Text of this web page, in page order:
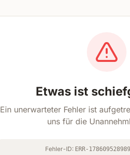
Etwas ist
Ein unerwarteter Fehler ist
uns für die
Fehler-ID: ERR-